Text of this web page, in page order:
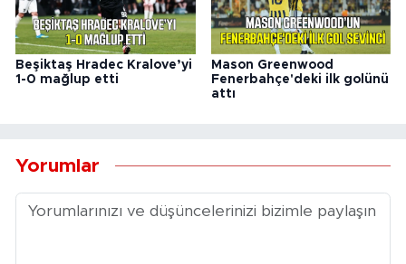
Beşiktaş Hradec Kralove’yi
1-0 mağlup etti
Mason Greenwood
Fenerbahçe'deki ilk golünü
attı
Yorumlar